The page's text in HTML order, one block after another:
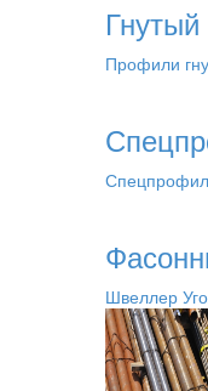
Профили
Швеллер